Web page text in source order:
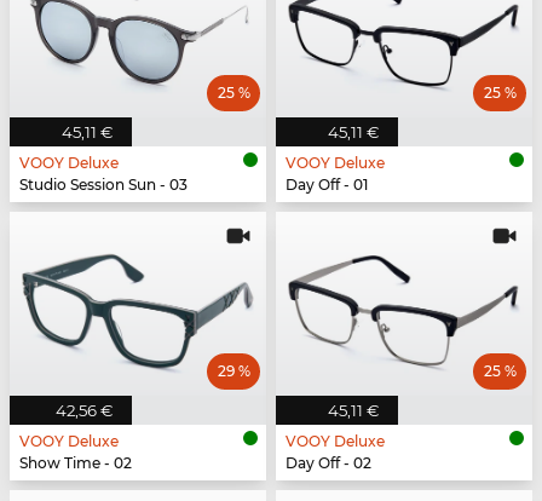
45,11 €
25 %
VOOY Deluxe
Studio Session Sun - 03
45,11 €
25 %
VOOY Deluxe
Day Off - 01
42,56 €
29 %
VOOY Deluxe
Show Time - 02
45,11 €
25 %
VOOY Deluxe
Day Off - 02